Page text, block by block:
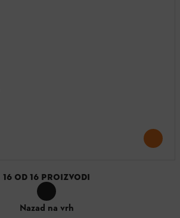
16 OD 16 PROIZVODI
Nazad na vrh